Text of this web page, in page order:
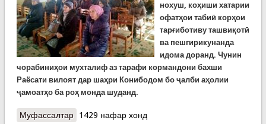
нохуш, коҳиши хатарии
офатҳои табиӣ корҳои
тарғиботиву ташвиқотӣ
ва пешгирикунанда
идома доранд. Чунин
чорабиниҳои мухталиф аз тарафи кормандони бахши
Раёсати вилоят дар шаҳри Конибодом бо ҷалби аҳолии
ҷамоатҳо ба роҳ монда шуданд.
Муфассалтаро Роҳандозии корҳои таблиғотии коҳиши хатари
1429 нафар хонд